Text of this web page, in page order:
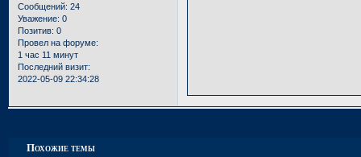
Сообщений: 24
Уважение: 0
Позитив: 0
Провел на форуме:
1 час 11 минут
Последний визит:
2022-05-09 22:34:28
Похожие темы